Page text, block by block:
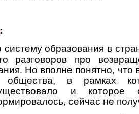
:
систему образования в
разговоров про
Но вполне понятно, что
общества, в рамках
и которое
сейчас не